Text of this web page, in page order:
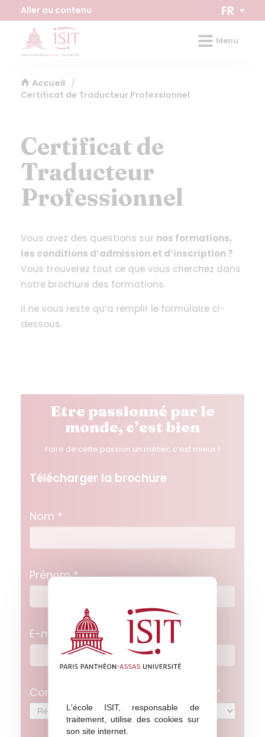
Panneau de gestion des cookies
L'école ISIT, responsable de
traitement, utilise des cookies sur
son site internet.
Aller au contenu FR
Menu
Accueil /
Certificat de Traducteur Professionnel
Certificat de
Traducteur
Professionnel
Vous avez des questions sur nos formations,
les conditions d’admission et d’inscription ?
Vous trouverez tout ce que vous cherchez dans
notre brochure des formations.
Il ne vous reste qu’a remplir le formulaire ci-
dessous.
Etre passionné par le
monde, c’est bien
Faire de cette passion un métier, c’est mieux !
Télécharger la brochure
Nom *
Prénom*
E-mail *
Comment avez-vous connu l’ISIT ? *